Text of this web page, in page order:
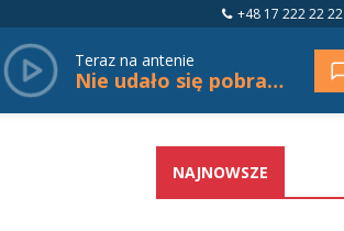
+48 17 222 22 22
Teraz na antenie
Nie udało się pobrać tytułu.
NAJNOWSZE